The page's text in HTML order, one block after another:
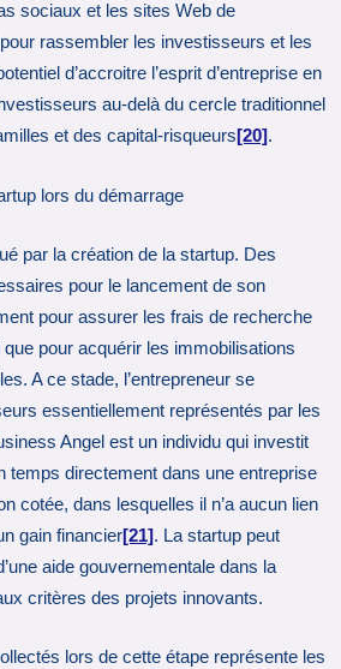
sociaux et les sites Web de
rassembler les investisseurs et les
d’accroitre l’esprit d’entreprise en
au-delà du cercle traditionnel
et des capital-risqueurs[20].
lors du démarrage
par la création de la startup. Des
pour le lancement de son
pour assurer les frais de recherche
pour acquérir les immobilisations
A ce stade, l’entrepreneur se
essentiellement représentés par les
Angel est un individu qui investit
temps directement dans une entreprise
cotée, dans lesquelles il n’a aucun lien
gain financier[21]. La startup peut
aide gouvernementale dans la
critères des projets innovants.
lors de cette étape représente les